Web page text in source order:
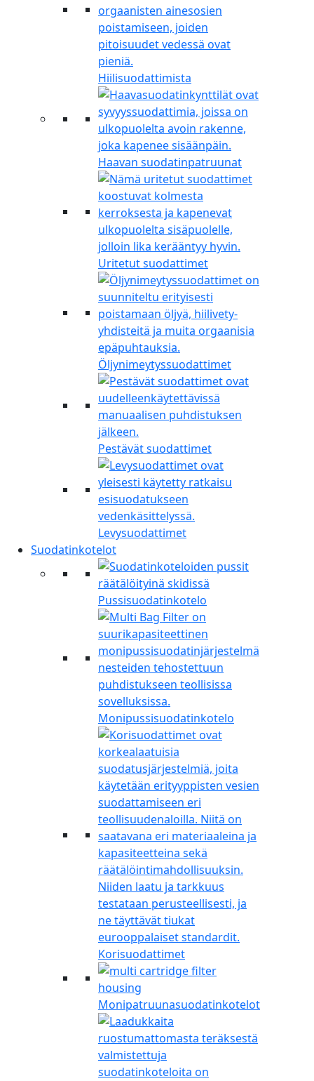
Hiilisuodattimista
Haavan suodatinpatruunat
Uritetut suodattimet
Öljynimeytyssuodattimet
Pestävät suodattimet
Levysuodattimet
Suodatinkotelot
Pussisuodatinkotelo
Monipussisuodatinkotelo
Korisuodattimet
Monipatruunasuodatinkotelot